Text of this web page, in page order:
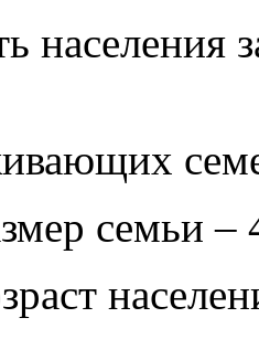
населения
семьи –